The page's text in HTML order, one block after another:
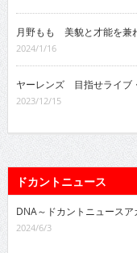
月野もも 美貌と才能を兼
2024/1/16
ヤーレンズ 目指せライブ
2023/12/15
ドカントニュース
DNA～ドカントニュース
2024/6/3